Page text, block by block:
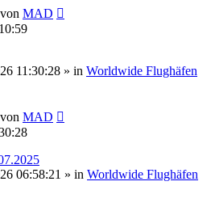
von MAD
11:30:28 » in Worldwide Flughäfen
von MAD
06:58:21 » in Worldwide Flughäfen